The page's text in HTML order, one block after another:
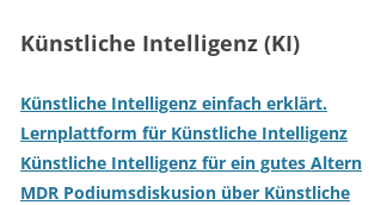
Künstliche Intelligenz (KI)
Künstliche Intelligenz einfach erklärt.
Lernplattform für Künstliche Intelligenz
Künstliche Intelligenz für ein gutes Altern
MDR Podiumsdiskusion über Künstliche